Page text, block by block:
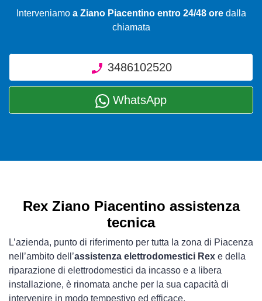
Interveniamo a Ziano Piacentino entro 24/48 oredalla
chiamata
3486102520
WhatsApp
Rex Ziano Piacentino assistenza
tecnica
L’azienda, punto di riferimento per tutta la zona di Piacenza
nell’ambito dell’assistenza elettrodomestici Rex e della
riparazione di elettrodomestici da incasso e a libera
installazione, è rinomata anche per la sua capacità di
intervenire in modo tempestivo ed efficace.